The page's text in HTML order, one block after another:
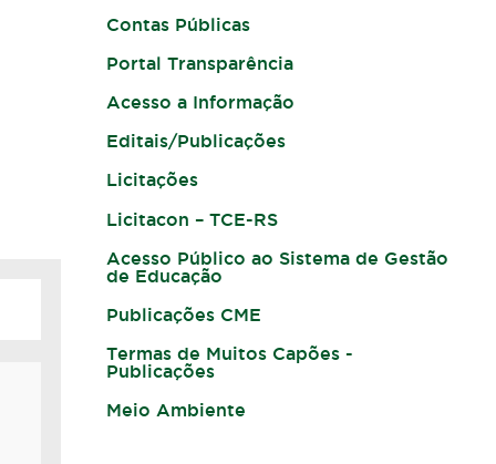
Contas Públicas
Portal Transparência
Acesso a Informação
Editais/Publicações
Licitações
Licitacon – TCE-RS
Acesso Público ao Sistema de Gestão
de Educação
Publicações CME
Termas de Muitos Capões -
Publicações
Meio Ambiente